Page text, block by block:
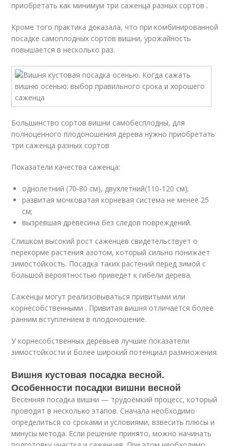
приобретать как минимум три саженца разных сортов .
Кроме того практика доказала, что при комбинированной
посадке самоплодных сортов вишни, урожайность
повышается в несколько раз.
Большинство сортов вишни самобесплодны, для
полноценного плодоношения дерева нужно приобретать
три саженца разных сортов
Показатели качества саженца:
однолетний (70-80 см), двухлетний(110-120 см);
развитая мочковатая корневая система не менее 25
см;
вызревшая древесина без следов повреждений.
Слишком высокий рост саженцев свидетельствует о
перекорме растения азотом, который сильно понижает
зимостойкость. Посадка таких растений перед зимой с
большой вероятностью приведет к гибели дерева.
Саженцы могут реализовываться привитыми или
корнесобственными . Привитая вишня отличается более
ранним вступлением в плодоношение.
У корнесобственных деревьев лучшие показатели
зимостойкости и более широкий потенциал размножения.
Вишня кустовая посадка весной.
Особенности посадки вишни весной
Весенняя посадка вишни — трудоёмкий процесс, который
проводят в несколько этапов. Сначала необходимо
определиться со сроками и условиями, взвесить плюсы и
минусы метода. Если решение принято, можно начинать